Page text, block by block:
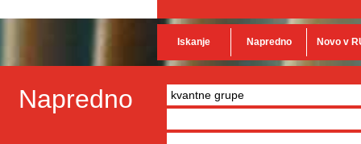
Iskanje Napredno Novo v
Napredno